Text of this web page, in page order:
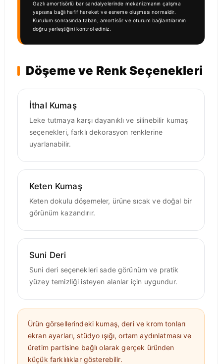
Gazlı amortisörlü bar sandalyelerinde mekanizmanın çalışma
yapısına bağlı hafif hareket ve esneme oluşması normaldir.
Kurulum sonrasında taban, amortisör ve oturum bağlantılarının
doğru yerleştiğini kontrol ediniz.
Döşeme ve Renk Seçenekleri
İthal Kumaş
Leke tutmaya karşı dayanıklı ve silinebilir kumaş
seçenekleri, farklı dekorasyon renklerine
uyarlanabilir.
Keten Kumaş
Keten dokulu döşemeler, ürüne sıcak ve doğal bir
görünüm kazandırır.
Suni Deri
Suni deri seçenekleri sade görünüm ve pratik
yüzey temizliği isteyen alanlar için uygundur.
Ürün görsellerindeki kumaş, deri ve krom tonları
ekran ayarları, stüdyo ışığı, ortam aydınlatması ve
üretim partisine bağlı olarak gerçek üründen
küçük farklılıklar gösterebilir.